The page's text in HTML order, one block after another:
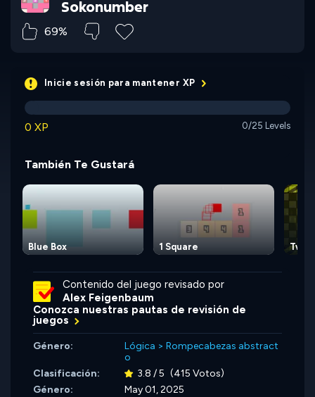
Sokonumber
69%
Inicie sesión para mantener XP
0 XP 0/25 Levels
También Te Gustará
Blue Box 1 Square Two
Contenido del juego revisado por
Alex Feigenbaum
Conozca nuestras pautas de revisión de
juegos
Género: Lógica > Rompecabezas abstract
o
Clasificación:
3.8 / 5 (415 Votos)
Género:
May 01, 2025